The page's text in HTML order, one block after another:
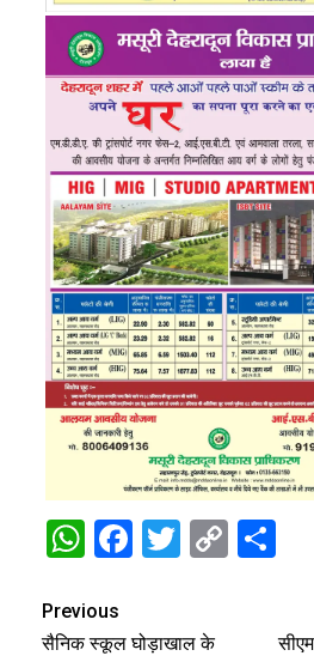
WhatsApp
Facebook
Twitter
Copy
Previous
सैनिक स्कूल घोड़ाखाल के